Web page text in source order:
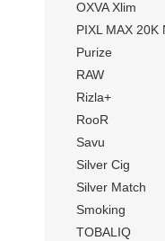
OXVA Xlim
PIXL MAX 20K
Purize
RAW
Rizla+
RooR
Savu
Silver Cig
Silver Match
Smoking
TOBALIQ